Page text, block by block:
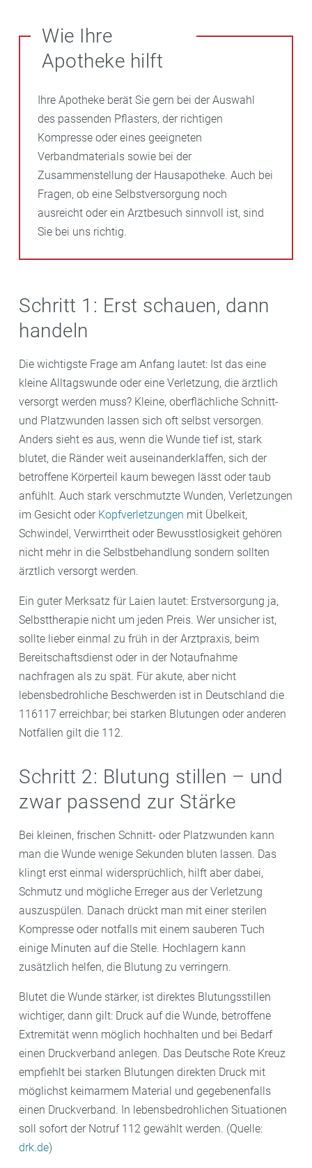
Wie Ihre
Apotheke hilft
Ihre Apotheke berät Sie gern bei der Auswahl
des passenden Pflasters, der richtigen
Kompresse oder eines geeigneten
Verbandmaterials sowie bei der
Zusammenstellung der Hausapotheke. Auch bei
Fragen, ob eine Selbstversorgung noch
ausreicht oder ein Arztbesuch sinnvoll ist, sind
Sie bei uns richtig.
Schritt 1: Erst schauen, dann
handeln
Die wichtigste Frage am Anfang lautet: Ist das eine
kleine Alltagswunde oder eine Verletzung, die ärztlich
versorgt werden muss? Kleine, oberflächliche Schnitt-
und Platzwunden lassen sich oft selbst versorgen.
Anders sieht es aus, wenn die Wunde tief ist, stark
blutet, die Ränder weit auseinanderklaffen, sich der
betroffene Körperteil kaum bewegen lässt oder taub
anfühlt. Auch stark verschmutzte Wunden, Verletzungen
im Gesicht oder Kopfverletzungen mit Übelkeit,
Schwindel, Verwirrtheit oder Bewusstlosigkeit gehören
nicht mehr in die Selbstbehandlung sondern sollten
ärztlich versorgt werden.
Ein guter Merksatz für Laien lautet: Erstversorgung ja,
Selbsttherapie nicht um jeden Preis. Wer unsicher ist,
sollte lieber einmal zu früh in der Arztpraxis, beim
Bereitschaftsdienst oder in der Notaufnahme
nachfragen als zu spät. Für akute, aber nicht
lebensbedrohliche Beschwerden ist in Deutschland die
116117 erreichbar; bei starken Blutungen oder anderen
Notfällen gilt die 112.
Schritt 2: Blutung stillen – und
zwar passend zur Stärke
Bei kleinen, frischen Schnitt- oder Platzwunden kann
man die Wunde wenige Sekunden bluten lassen. Das
klingt erst einmal widersprüchlich, hilft aber dabei,
Schmutz und mögliche Erreger aus der Verletzung
auszuspülen. Danach drückt man mit einer sterilen
Kompresse oder notfalls mit einem sauberen Tuch
einige Minuten auf die Stelle. Hochlagern kann
zusätzlich helfen, die Blutung zu verringern.
Blutet die Wunde stärker, ist direktes Blutungsstillen
wichtiger, dann gilt: Druck auf die Wunde, betroffene
Extremität wenn möglich hochhalten und bei Bedarf
einen Druckverband anlegen. Das Deutsche Rote Kreuz
empfiehlt bei starken Blutungen direkten Druck mit
möglichst keimarmem Material und gegebenenfalls
einen Druckverband. In lebensbedrohlichen Situationen
soll sofort der Notruf 112 gewählt werden. (Quelle:
drk.de)